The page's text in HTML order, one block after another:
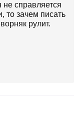
не справляется
то зачем писать
рулит.